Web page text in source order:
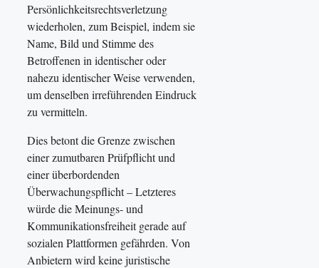
Persönlichkeitsrechtsverletzung
wiederholen, zum Beispiel, indem sie
Name, Bild und Stimme des
Betroffenen in identischer oder
nahezu identischer Weise verwenden,
um denselben irreführenden Eindruck
zu vermitteln.
Dies betont die Grenze zwischen
einer zumutbaren Prüfpflicht und
einer überbordenden
Überwachungspflicht – Letzteres
würde die Meinungs- und
Kommunikationsfreiheit gerade auf
sozialen Plattformen gefährden. Von
Anbietern wird keine juristische